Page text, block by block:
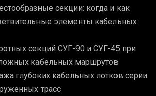
секции: когда и как
элементы кабельных
секций СУГ-90 и СУГ-45 при
кабельных маршрутов
глубоких кабельных лотков серии
трасс